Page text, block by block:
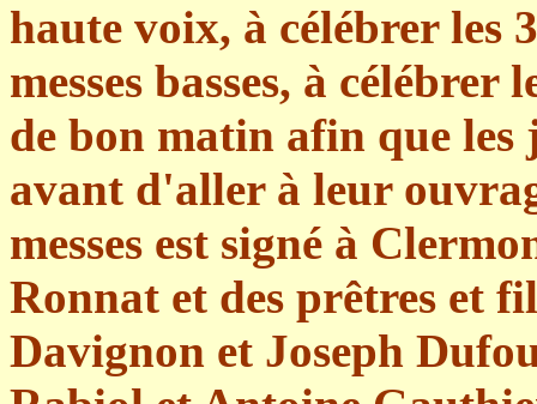
haute voix, à célébrer les
messes basses, à
de bon matin afin que les
avant d'aller à leur
messes est signé à
Ronnat et des prêtres et
Davignon et Joseph